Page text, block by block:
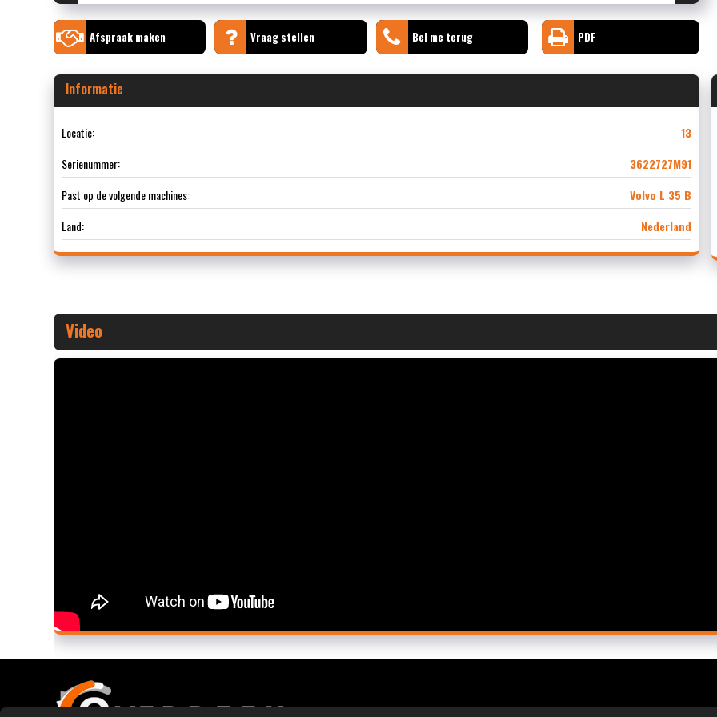
Afspraak maken Vraag stellen Bel me terug PDF
Informatie
Locatie:
13
Serienummer:
3622727M91
Past op de volgende machines:
Volvo L 35 B
Land:
Nederland
Video